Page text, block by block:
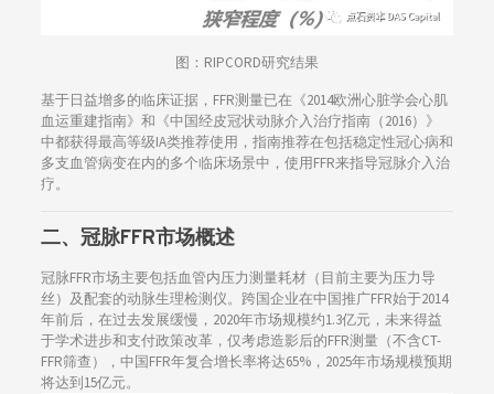
图：RIPCORD研究结果
基于日益增多的临床证据，FFR测量已在《2014欧洲心脏学会心肌
血运重建指南》和《中国经皮冠状动脉介入治疗指南（2016）》
中都获得最高等级IA类推荐使用，指南推荐在包括稳定性冠心病和
多支血管病变在内的多个临床场景中，使用FFR来指导冠脉介入治
疗。
二、 冠脉FFR市场概述
冠脉FFR市场主要包括血管内压力测量耗材（目前主要为压力导
丝）及配套的动脉生理检测仪。跨国企业在中国推广FFR始于2014
年前后，在过去发展缓慢，2020年市场规模约1.3亿元，未来得益
于学术进步和支付政策改革，仅考虑造影后的FFR测量（不含CT-
FFR筛查），中国FFR年复合增长率将达65%，2025年市场规模预期
将达到15亿元。